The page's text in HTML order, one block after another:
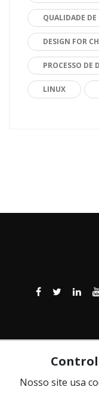
QUALIDADE DE
DESIGN FOR
PROCESSO DE
LINUX
Nosso site usa